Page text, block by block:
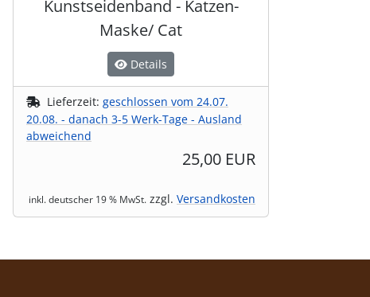
Kunstseidenband - Katzen-
Maske/ Cat
Details
Lieferzeit: geschlossen vom 24.07.
20.08. - danach 3-5 Werk-Tage - Ausland
abweichend
25,00 EUR
inkl. deutscher 19 % MwSt. zzgl. Versandkosten